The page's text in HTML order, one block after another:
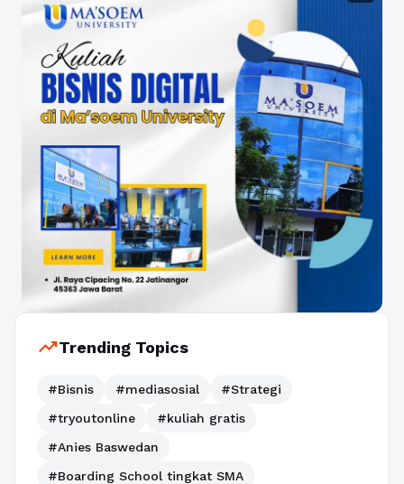
trending_upTrending Topics
#Bisnis #mediasosial
#Strategi
#tryoutonline
#kuliah gratis
#Anies Baswedan
#Boarding School tingkat SMA